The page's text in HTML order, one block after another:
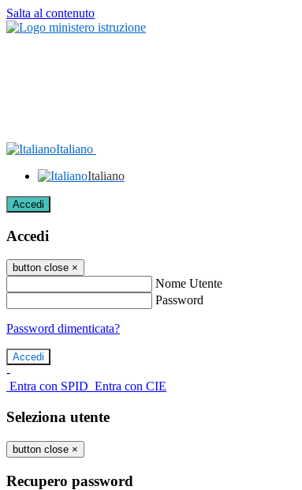
Salta al contenuto
Italiano
Italiano
Accedi
Accedi
button close ×
Nome Utente
Password
Password dimenticata?
-
Entra con SPID Entra con CIE
Seleziona utente
button close ×
Recupero password